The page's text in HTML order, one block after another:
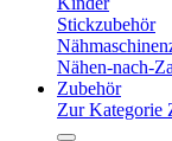
Stickzubehör
Nähen-nach-
Zubehör
Zur Kategorie